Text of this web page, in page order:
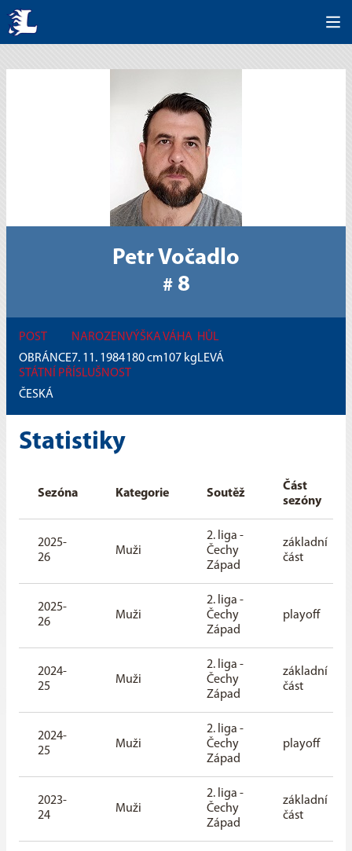
Petr Vočadlo
# 8
POST
OBRÁNCE
NAROZEN
7. 11. 1984
VÝŠKA
180cm
VÁHA
107 kg
HŮL
LEVÁ
STÁTNÍ PŘÍSLUŠNOST
ČESKÁ
Statistiky
Sezóna Kategorie Soutěž
Část
sezóny
2025-
26
Muži
2. liga -
Čechy
Západ
základní
část
2025-
26
Muži
2. liga -
Čechy
Západ
playoff
2024-
25
Muži
2. liga -
Čechy
Západ
základní
část
2024-
25
Muži
2. liga -
Čechy
Západ
playoff
2023-
24
Muži
2. liga -
Čechy
Západ
základní
část